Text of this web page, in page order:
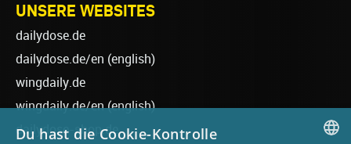
UNSERE WEBSITES
dailydose.de
dailydose.de/en (english)
wingdaily.de
wingdaily.de/en(english)
dailydose-shop.de
Du hast die Cookie-Kontrolle